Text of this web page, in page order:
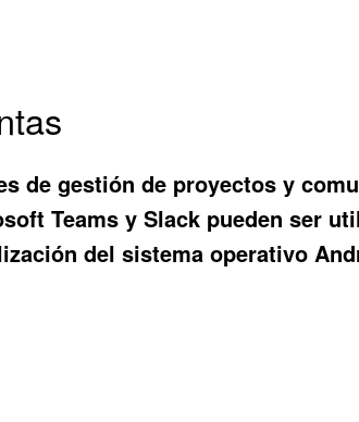
de gestión de proyectos y
Teams y Slack pueden ser
del sistema operativo